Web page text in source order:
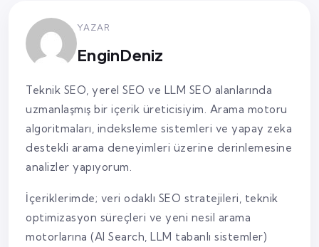
YAZAR
EnginDeniz
Teknik SEO, yerel SEO ve LLM SEO alanlarında
uzmanlaşmış bir içerik üreticisiyim. Arama motoru
algoritmaları, indeksleme sistemleri ve yapay zeka
destekli arama deneyimleri üzerine derinlemesine
analizler yapıyorum.
İçeriklerimde; veri odaklı SEO stratejileri, teknik
optimizasyon süreçleri ve yeni nesil arama
motorlarına (AI Search, LLM tabanlı sistemler)